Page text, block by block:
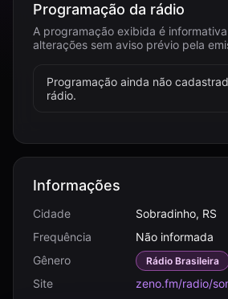
Programação da rádio
A programação exibida é
alterações sem aviso prévio pela
Programação ainda não
rádio.
Informações
Cidade
Sobradinho, RS
Frequência
Não informada
Gênero
Rádio Brasileira
Site
zeno.fm/radio/